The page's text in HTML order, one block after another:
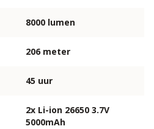
8000 lumen
206 meter
45 uur
2x Li-ion 26650 3.7V
5000mAh